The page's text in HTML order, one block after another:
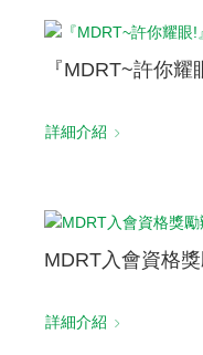
『MDRT~許你
詳細介紹
MDRT入會資格
詳細介紹